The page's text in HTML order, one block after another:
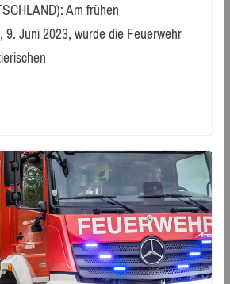
Am frühen
Juni 2023, wurde die Feuerwehr